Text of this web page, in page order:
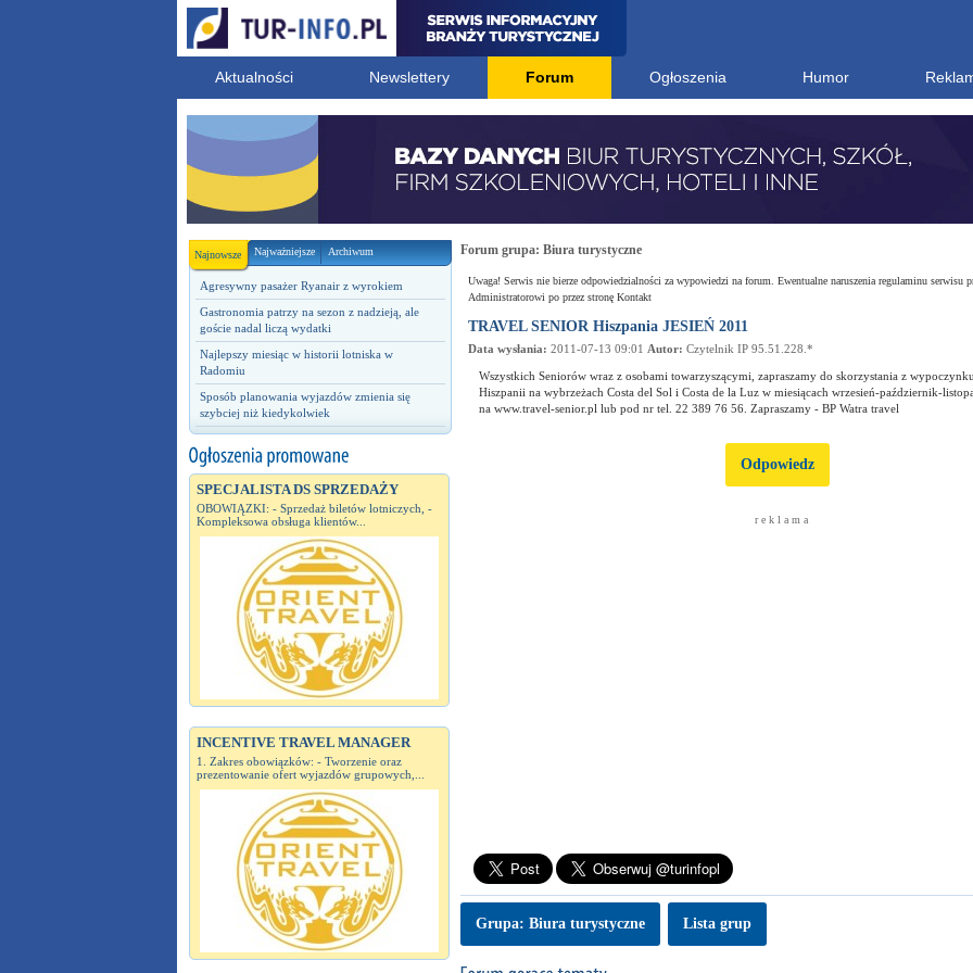
Aktualności Newslettery Forum Ogłoszenia Humor
Najnowsze Najważniejsze Archiwum
Agresywny pasażer Ryanair z wyrokiem
Gastronomia patrzy na sezon z nadzieją, ale
goście nadal liczą wydatki
Najlepszy miesiąc w historii lotniska w
Radomiu
Sposób planowania wyjazdów zmienia się
szybciej niż kiedykolwiek
SPECJALISTA DS SPRZEDAŻY
OBOWIĄZKI: - Sprzedaż biletów lotniczych, -
Kompleksowa obsługa klientów...
INCENTIVE TRAVEL MANAGER
1. Zakres obowiązków: - Tworzenie oraz
prezentowanie ofert wyjazdów grupowych,...
Forum grupa: Biura turystyczne
Uwaga! Serwis nie bierze odpowiedzialności za wypowiedzi na forum. Ewentualne naruszenia regulaminu serwisu
Administratorowi po przez stronę Kontakt
TRAVEL SENIOR Hiszpania JESIEŃ 2011
Data wysłania: 2011-07-13 09:01 Autor: Czytelnik IP 95.51.228.*
Wszystkich Seniorów wraz z osobami towarzyszącymi, zapraszamy do skorzystania z
Hiszpanii na wybrzeżach Costa del Sol i Costa de la Luz w miesiącach wrzesień-październik-
na www.travel-senior.pl lub pod nr tel. 22 389 76 56. Zapraszamy - BP Watra travel
Odpowiedz
r e k l a m a
Grupa: Biura turystyczne Lista grup